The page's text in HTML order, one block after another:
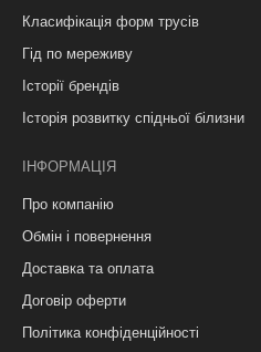
Класифікація форм трусів
Гід по мереживу
Історії брендів
Історія розвитку спідньої білизни
ІНФОРМАЦІЯ
Про компанію
Обмін і повернення
Доставка та оплата
Договір оферти
Політика конфіденційності